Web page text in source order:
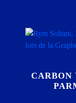
CARBON